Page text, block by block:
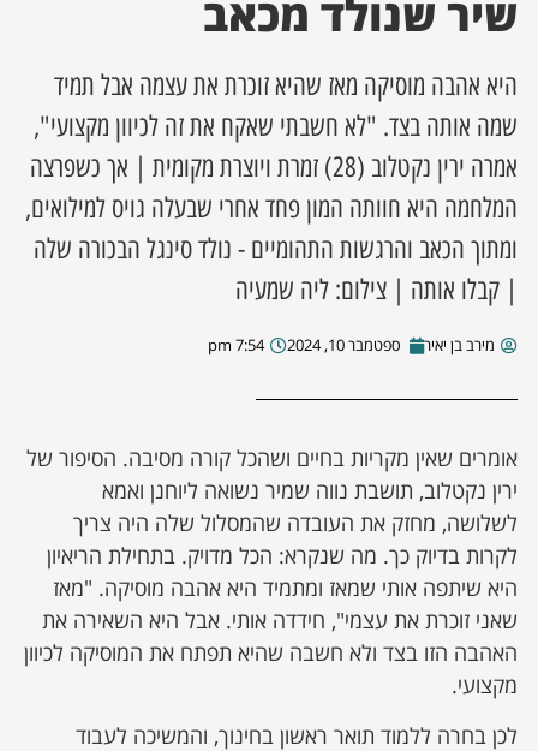
השבוע
מקומית
עסקים
שיר שנולד מכאב
היא אהבה מוסיקה מאז שהיא זוכרת את עצמה אבל תמיד
שמה אותה בצד. "לא חשבתי שאקח את זה לכיוון מקצועי",
אמרה ירין נקטלוב (28) זמרת ויוצרת מקומית | אך כשפרצה
המלחמה היא חוותה המון פחד אחרי שבעלה גויס למילואים,
ומתוך הכאב והרגשות התהומיים - נולד סינגל הבכורה שלה
| קבלו אותה | צילום: ליה שמעיה
מירב בן יאיר ספטמבר 10, 2024 7:54 pm
אומרים שאין מקריות בחיים ושהכל קורה מסיבה. הסיפור של
ירין נקטלוב, תושבת נווה שמיר נשואה ליוחנן ואמא
לשלושה, מחזק את העובדה שהמסלול שלה היה צריך
לקרות בדיוק כך. מה שנקרא: הכל מדויק. בתחילת הריאיון
היא שיתפה אותי שמאז ומתמיד היא אהבה מוסיקה. "מאז
שאני זוכרת את עצמי", חידדה אותי. אבל היא השאירה את
האהבה הזו בצד ולא חשבה שהיא תפתח את המוסיקה לכיוון
מקצועי.
לכן בחרה ללמוד תואר ראשון בחינוך, והמשיכה לעבוד